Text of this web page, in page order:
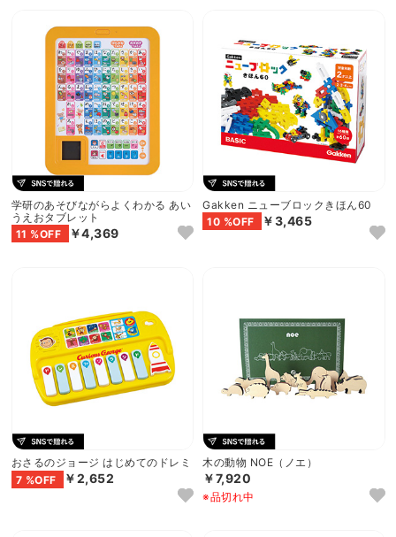
学研のあそびながらよくわかる あい
うえおタブレット
11 %OFF
￥4,369
Gakken ニューブロックきほん60
10 %OFF
￥3,465
おさるのジョージ はじめてのドレミ
7 %OFF
￥2,652
木の動物 NOE（ノエ）
￥7,920
※品切れ中